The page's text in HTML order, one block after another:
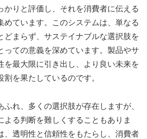
かりと評価し、それを消費者に伝える
めています。このシステムは、単なる
どまらず、サステイナブルな選択肢を
っての意義を深めています。製品やサ
を最大限に引き出し、より良い未来を
を果たしているのです。
ふれ、多くの選択肢が存在しますが、
よる判断を難しくすることもありま
、透明性と信頼性をもたらし、消費者